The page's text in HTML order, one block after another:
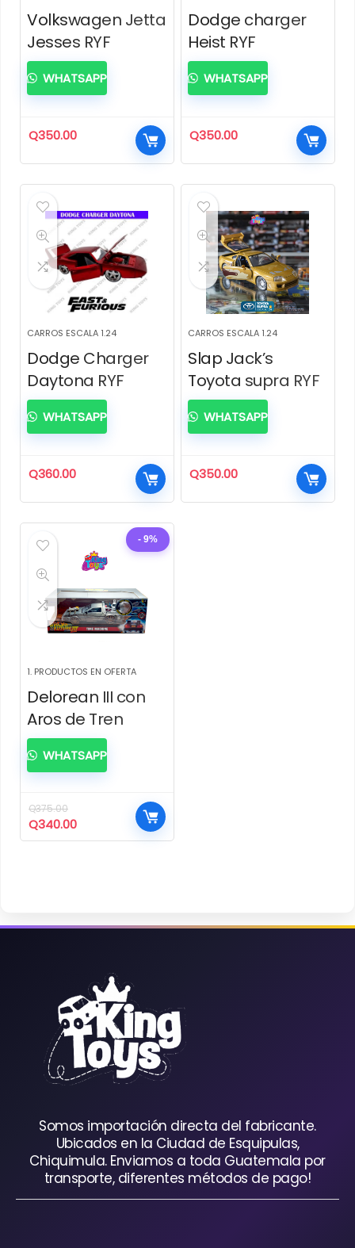
Volkswagen Jetta
Jesses RYF
Q350.00
WHATSAPP
Dodge charger
Heist RYF
Q350.00
WHATSAPP
CARROS ESCALA 1.24
Dodge Charger
Daytona RYF
Q360.00
WHATSAPP
CARROS ESCALA 1.24
Slap Jack’s
Toyota supra RYF
Q350.00
WHATSAPP
- 9%
1. PRODUCTOS EN OFERTA
Delorean III con
Aros de Tren
Q375.00
El
precio
Q340.00El
precio
WHATSAPP
Somos importación directa del fabricante.
Ubicados en la Ciudad de Esquipulas,
Chiquimula. Enviamos a toda Guatemala por
transporte, diferentes métodos de pago!